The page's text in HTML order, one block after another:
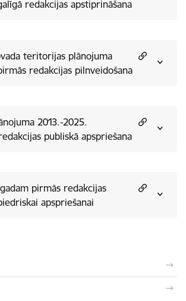
redakcijas apstiprināšana
teritorijas plānojuma
redakcijas pilnveidošana
2013.-2025.
publiskā apspriešana
pirmās redakcijas
apspriešanai